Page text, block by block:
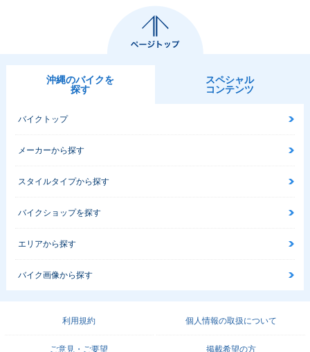
沖縄のバイクを
探す
スペシャル
コンテンツ
バイクトップ
メーカーから探す
スタイルタイプから探す
バイクショップを探す
エリアから探す
バイク画像から探す
利用規約 個人情報の取扱について
ご意見・ご要望 掲載希望の方